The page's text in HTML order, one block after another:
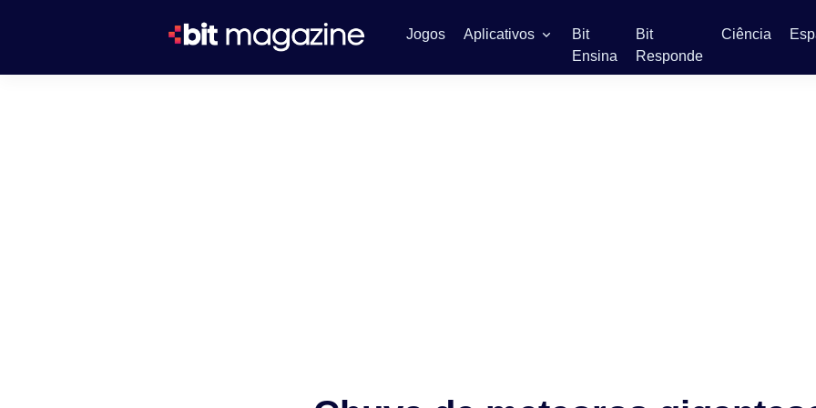
Jogos Aplicativos
Bit
Ensina
Bit
Responde
Ciência